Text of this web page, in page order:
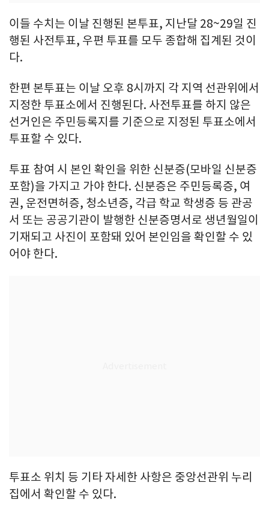
이들 수치는 이날 진행된 본투표, 지난달 28~29일 진
행된 사전투표, 우편 투표를 모두 종합해 집계된 것이
다.
한편 본투표는 이날 오후 8시까지 각 지역 선관위에서
지정한 투표소에서 진행된다. 사전투표를 하지 않은
선거인은 주민등록지를 기준으로 지정된 투표소에서
투표할 수 있다.
투표 참여 시 본인 확인을 위한 신분증(모바일 신분증
포함)을 가지고 가야 한다. 신분증은 주민등록증, 여
권, 운전면허증, 청소년증, 각급 학교 학생증 등 관공
서 또는 공공기관이 발행한 신분증명서로 생년월일이
기재되고 사진이 포함돼 있어 본인임을 확인할 수 있
어야 한다.
투표소 위치 등 기타 자세한 사항은 중앙선관위 누리
집에서 확인할 수 있다.